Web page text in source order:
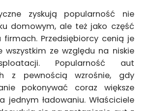
zyskują popularność nie
domowym, ale też jako część
Przedsiębiorcy cenią je
wszystkim ze względu na niskie
Popularność aut
z pewnością wzrośnie, gdy
pokonywać coraz większe
jednym ładowaniu. Właściciele